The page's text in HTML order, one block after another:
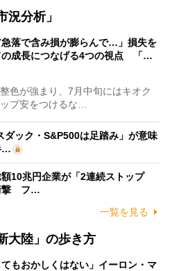
況分析」
急落で含み損が膨らんで…」損失を
の成長につなげる4つの視点 「…
色が強まり、7月中旬にはキオク
プ安をつけるな…
ダック・S&P500は足踏み」が意味
…
額10兆円企業が「2連続ストップ
撃 フ…
一覧を見る
大陸」の歩き方
てもおかしくはない」イーロン・マ